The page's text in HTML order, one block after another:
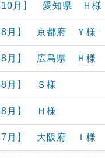
10月】 愛知県 Ｈ様
8月】 京都府 Ｙ様
8月】 広島県 Ｈ様
8月】 Ｓ様
8月】 Ｈ様
7月】 大阪府 Ｉ様